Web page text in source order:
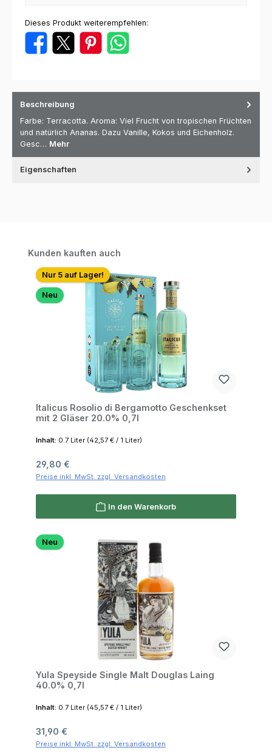
Dieses Produkt weiterempfehlen:
Beschreibung
Farbe: Terracotta. Aroma: Viel Frucht von tropischen Früchten
und natürlich Ananas. Dazu Vanille, Kokos und Eichenholz.
Gesc… Mehr
Eigenschaften
Produktgalerie überspringen
Kunden kauften auch
Nur 5 auf Lager!
Neu
Italicus Rosolio di Bergamotto Geschenkset
mit 2 Gläser 20.0% 0,7l
Inhalt: 0.7 Liter (42,57 € / 1 Liter)
Regulärer Preis:
29,80 €
Preise inkl. MwSt. zzgl. Versandkosten
In den Warenkorb
Neu
Yula Speyside Single Malt Douglas Laing
40.0% 0,7l
Inhalt: 0.7 Liter (45,57 € / 1 Liter)
Regulärer Preis:
31,90 €
Preise inkl. MwSt. zzgl. Versandkosten